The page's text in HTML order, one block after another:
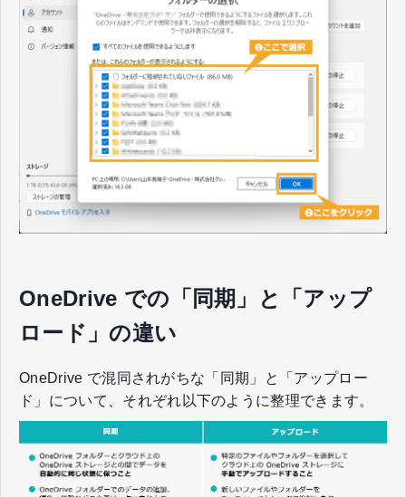
OneDrive での「同期」と「アップ
ロード」の違い
OneDrive で混同されがちな「同期」と「アップロー
ド」について、それぞれ以下のように整理できます。